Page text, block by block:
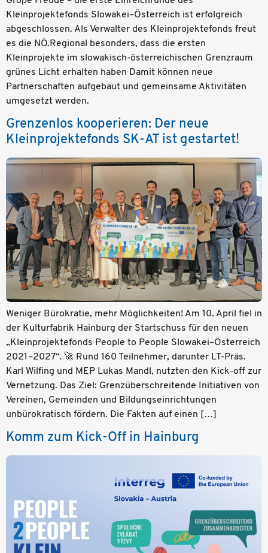
Kleinprojektefonds Slowakei–Österreich ist erfolgreich
abgeschlossen. Als Verwalter des Kleinprojektefonds freut
es die NÖ.Regional besonders, dass die ersten
Kleinprojekte im slowakisch-österreichischen Grenzraum
grünes Licht erhalten haben Damit können neue
Partnerschaften aufgebaut und gemeinsame Aktivitäten
umgesetzt werden.
Grenzenlos kooperieren: Der neue
Kleinprojektefonds SK-AT ist gestartet!
Weniger Bürokratie, mehr Möglichkeiten! Am 10. April fiel in
der Kulturfabrik Hainburg der Startschuss für den neuen
„Kleinprojektefonds People to People Slowakei–Österreich
2021–2027“. 🚀 Rund 160 Teilnehmer, darunter LT-Präs.
Karl Wilfing und MEP Lukas Mandl, nutzten den Kick-off zur
Vernetzung. Das Ziel: Grenzüberschreitende Initiativen von
Vereinen, Gemeinden und Bildungseinrichtungen
unbürokratisch fördern. Die Fakten auf einen […]
Komm zum Kick-Off in Hainburg